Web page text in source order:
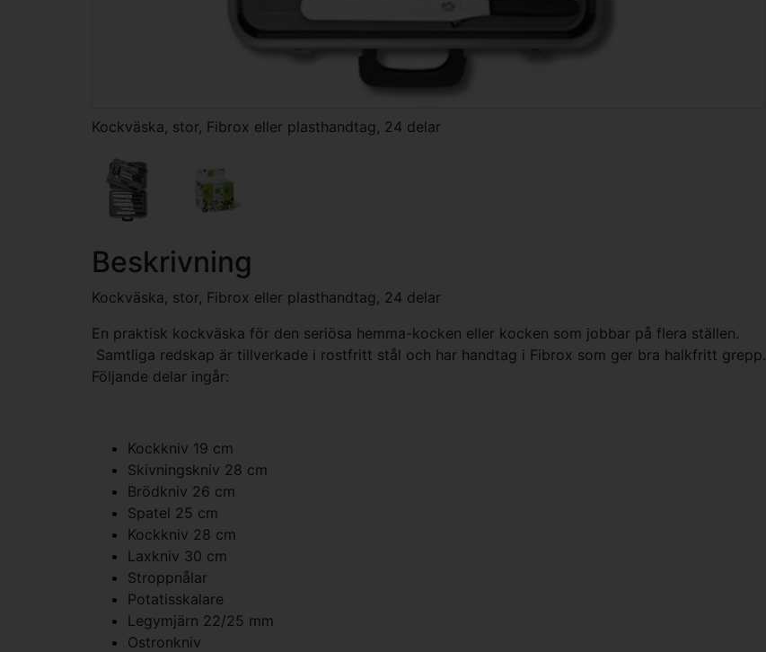
Kockväska, stor, Fibrox eller plasthandtag, 24 delar
Beskrivning
Kockväska, stor, Fibrox eller plasthandtag, 24 delar
En praktisk kockväska för den seriösa hemma-kocken eller kocken som jobbar på flera ställen.
Samtliga redskap är tillverkade i rostfritt stål och har handtag i Fibrox som ger bra halkfritt grepp.
Följande delar ingår:
Kockkniv 19 cm
Skivningskniv 28 cm
Brödkniv 26 cm
Spatel 25 cm
Kockkniv 28 cm
Laxkniv 30 cm
Stroppnålar
Potatisskalare
Legymjärn 22/25 mm
Ostronkniv